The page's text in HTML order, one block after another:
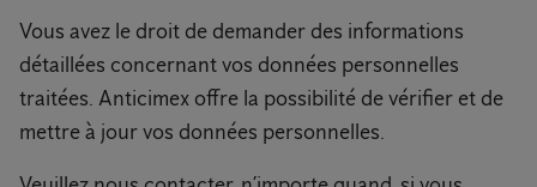
Vous avez le droit de demander des informations
détaillées concernant vos données personnelles
traitées. Anticimex offre la possibilité de vérifier et de
mettre à jour vos données personnelles.